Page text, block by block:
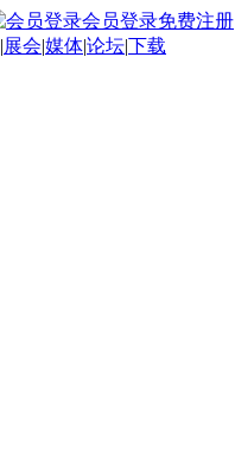
会员登录免费注册
|展会|媒体|论坛|下载